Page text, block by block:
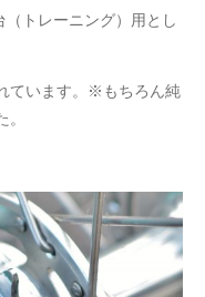
トレーニング）用とし
ています。※もちろん純